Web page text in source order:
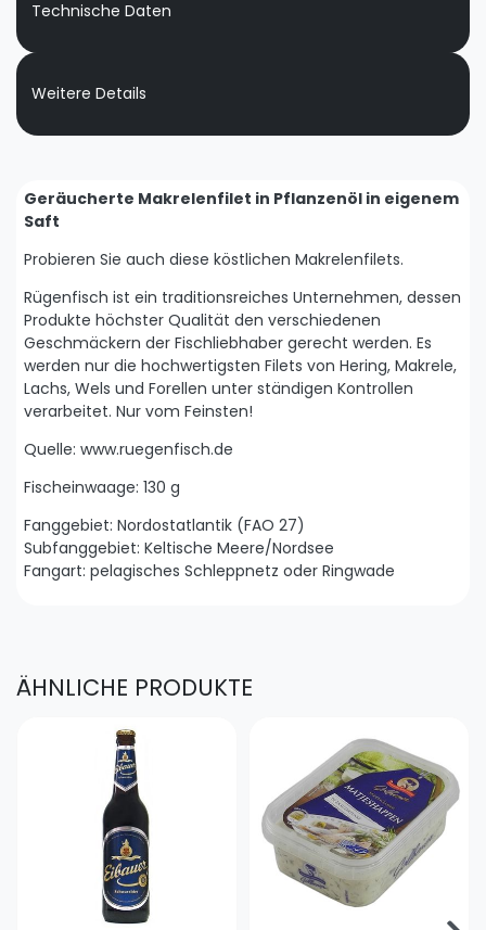
Technische Daten
Weitere Details
Geräucherte Makrelenfilet in Pflanzenöl in eigenem
Saft
Probieren Sie auch diese köstlichen Makrelenfilets.
Rügenfisch ist ein traditionsreiches Unternehmen, dessen
Produkte höchster Qualität den verschiedenen
Geschmäckern der Fischliebhaber gerecht werden. Es
werden nur die hochwertigsten Filets von Hering, Makrele,
Lachs, Wels und Forellen unter ständigen Kontrollen
verarbeitet. Nur vom Feinsten!
Quelle: www.ruegenfisch.de
Fischeinwaage: 130 g
Fanggebiet: Nordostatlantik (FAO 27)
Subfanggebiet: Keltische Meere/Nordsee
Fangart: pelagisches Schleppnetz oder Ringwade
ÄHNLICHE PRODUKTE